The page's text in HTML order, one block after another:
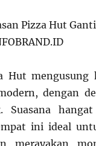
Hut mengusung
dengan
Suasana
ini ideal
merayakan